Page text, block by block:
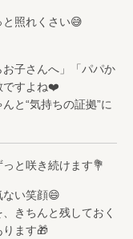
と照れくさい😅
子さんへ」「パパか
ですよね❤️
と“気持ちの証拠”に
と咲き続けます💐
ない笑顔😄
きちんと残しておく
ます🎁